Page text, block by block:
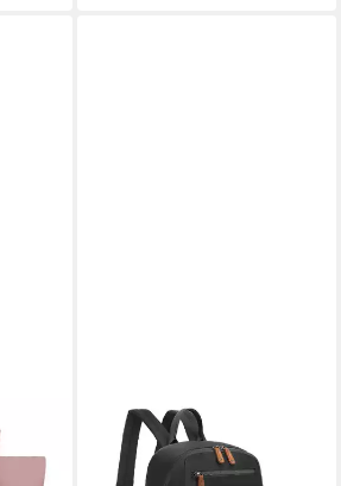
MISS LULU
Minirucksack Mini
Cityrucksack, wasserdichter